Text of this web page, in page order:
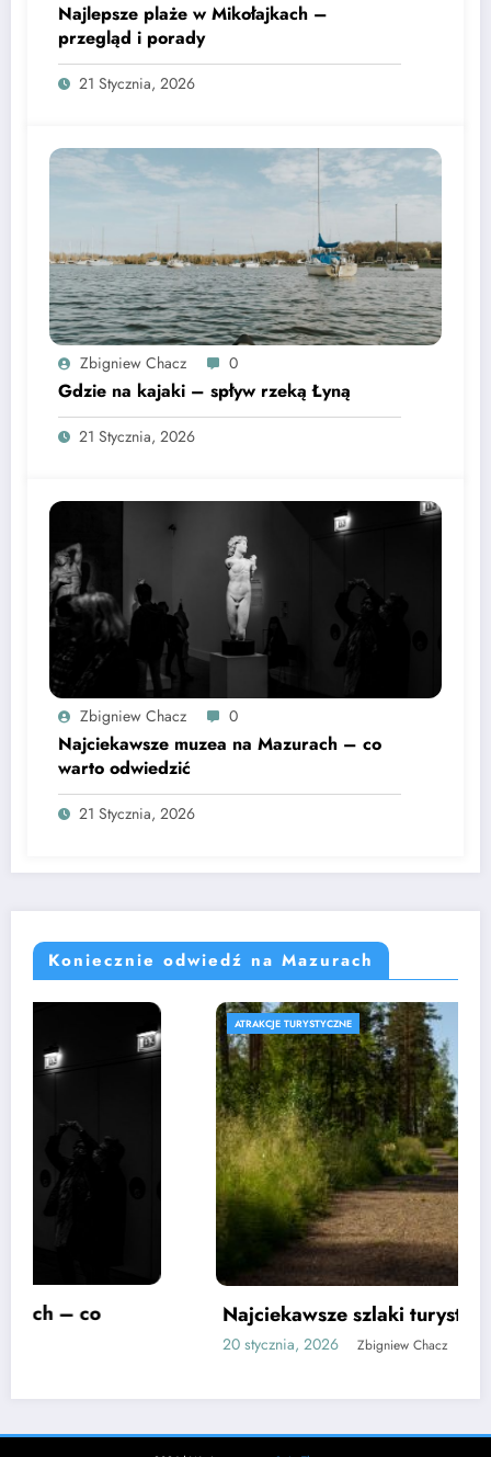
Najlepsze plaże w Mikołajkach –
przegląd i porady
21 Stycznia, 2026
Zbigniew Chacz 0
Gdzie na kajaki – spływ rzeką Łyną
21 Stycznia, 2026
Zbigniew Chacz 0
Najciekawsze muzea na Mazurach – co
warto odwiedzić
21 Stycznia, 2026
Koniecznie odwiedź na Mazurach
ATRAKCJE TURYSTYCZNE
Najciekawsze szlaki turystyczne w Mrągowie
Zbigniew Chacz